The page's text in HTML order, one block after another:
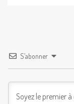
S’abonner